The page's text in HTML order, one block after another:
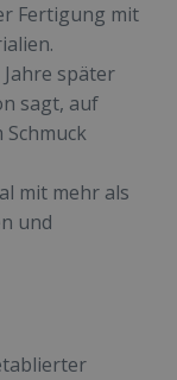
Fertigung mit
später
sagt, auf
Schmuck
mit mehr als
und